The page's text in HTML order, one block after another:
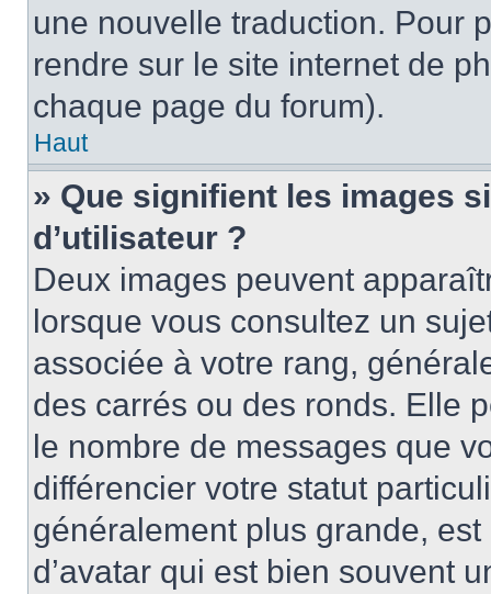
une nouvelle traduction. Pour
rendre sur le site internet de
chaque page du forum).
Haut
» Que signifient les images
d’utilisateur ?
Deux images peuvent
lorsque vous consultez un
associée à votre rang,
des carrés ou des ronds. Elle
le nombre de messages que
différencier votre statut
généralement plus grande,
d’avatar qui est bien souvent